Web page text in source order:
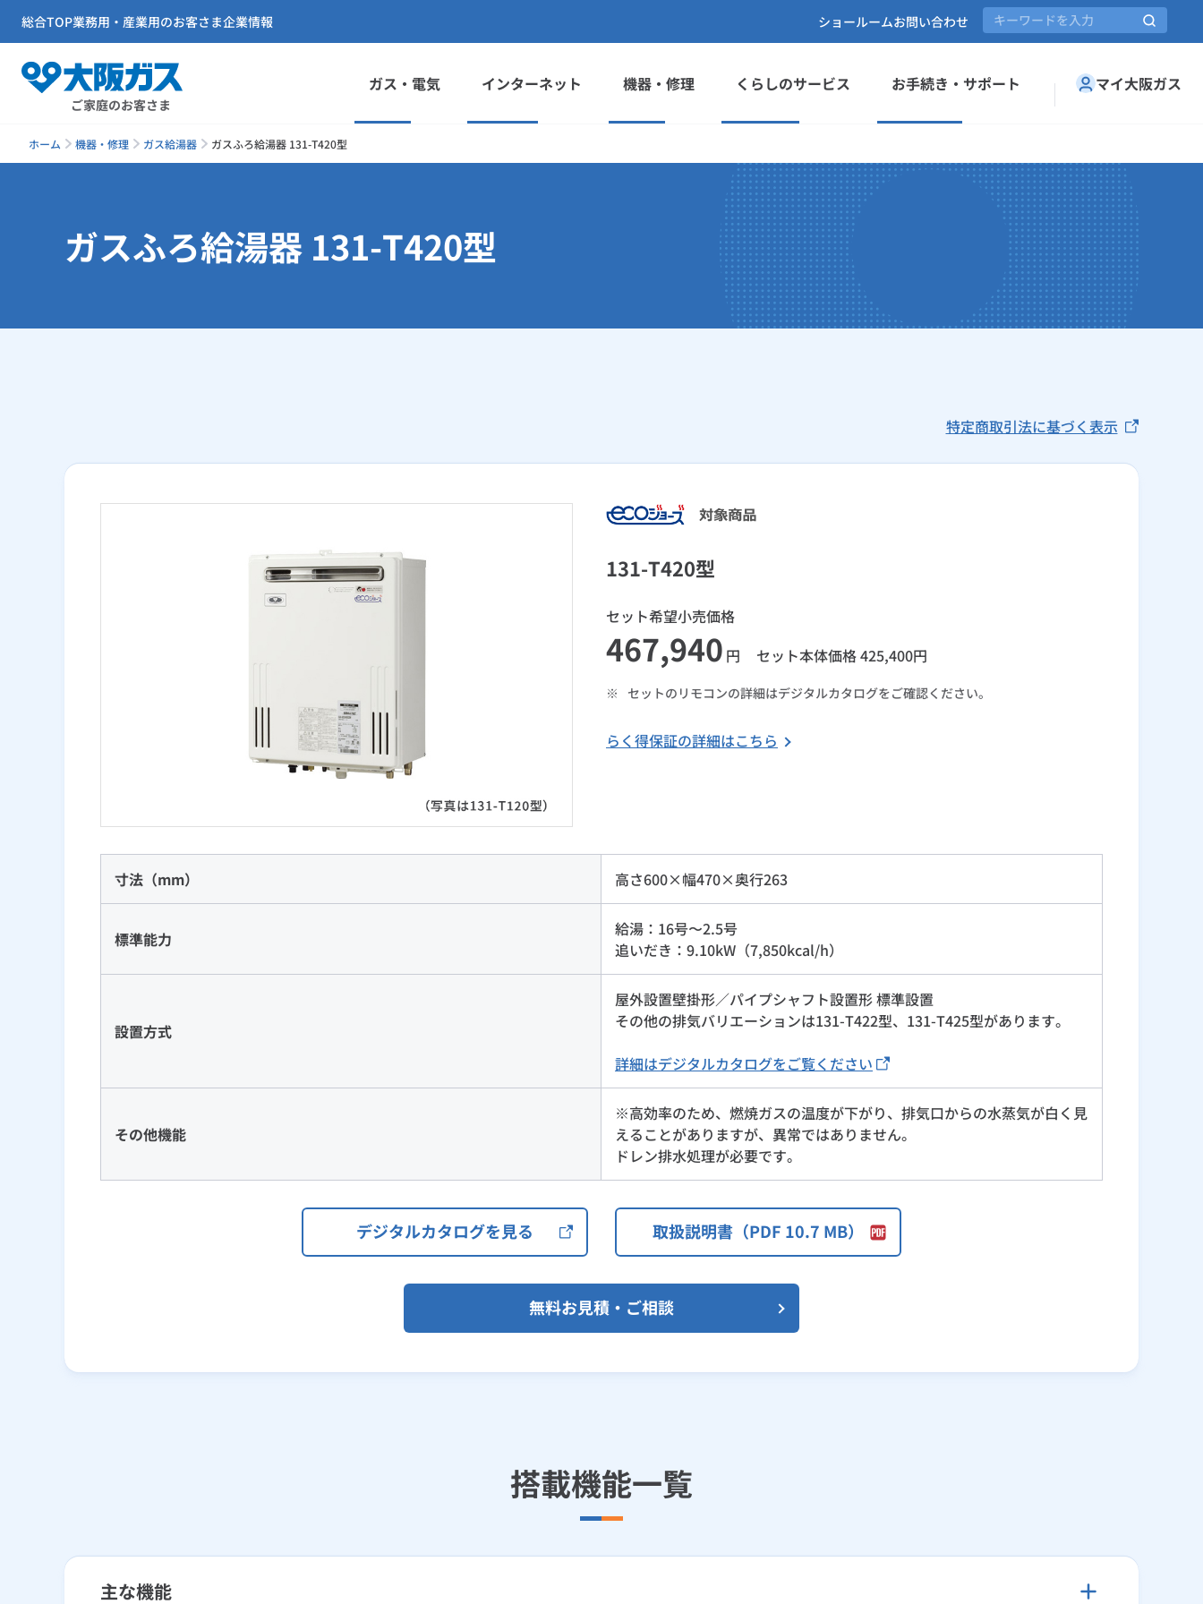
ご家庭のお客さま
ガス・電気 インターネット 機器・修理 くらしのサービス お手続き・サポート マイ大阪ガス
総合TOP業務用・産業用のお客さま企業情報 ショールームお問い合わせ
ホーム 機器・修理 ガス給湯器 ガスふろ給湯器 131-T420型
ガスふろ給湯器 131-T420型
特定商取引法に基づく表示
131-T420型
セット希望小売価格
467,940 円 セット本体価格425,400円
※ セットのリモコンの詳細はデジタルカタログをご確認ください。
らく得保証の詳細はこちら
寸法（mm） 高さ600×幅470×奥行263
標準能力
給湯：16号〜2.5号
追いだき：9.10kW（7,850kcal/h）
設置方式
屋外設置壁掛形／パイプシャフト設置形 標準設置
その他の排気バリエーションは131-T422型、131-T425型があります。
詳細はデジタルカタログをご覧ください
その他機能
※高効率のため、燃焼ガスの温度が下がり、排気口からの水蒸気が白く見
えることがありますが、異常ではありません。
ドレン排水処理が必要です。
デジタルカタログを見る 取扱説明書（PDF 10.7 MB）
無料お見積・ご相談
搭載機能一覧
主な機能